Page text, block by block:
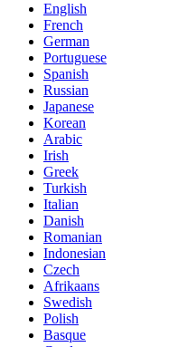
English
French
German
Portuguese
Spanish
Russian
Japanese
Korean
Arabic
Irish
Greek
Turkish
Italian
Danish
Romanian
Indonesian
Czech
Afrikaans
Swedish
Polish
Basque